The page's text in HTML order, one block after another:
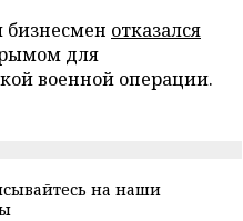
бизнесмен отказался
для
военной операции.
на наши